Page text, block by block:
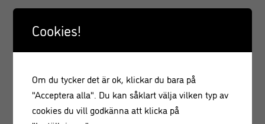
GRÄDDSIFONER
Cookies!
Om du tycker det är ok, klickar du bara på
"Acceptera alla". Du kan såklart välja vilken typ av
cookies du vill godkänna att klicka på